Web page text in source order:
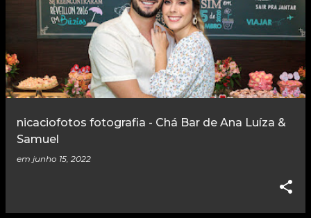
nicaciofotos fotografia - Chá Bar de Ana Luíza &
Samuel
em junho 15, 2022